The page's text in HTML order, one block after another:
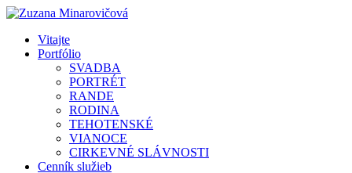
Vitajte
Portfólio
SVADBA
PORTRÉT
RANDE
RODINA
TEHOTENSKÉ
VIANOCE
CIRKEVNÉ SLÁVNOSTI
Cenník služieb